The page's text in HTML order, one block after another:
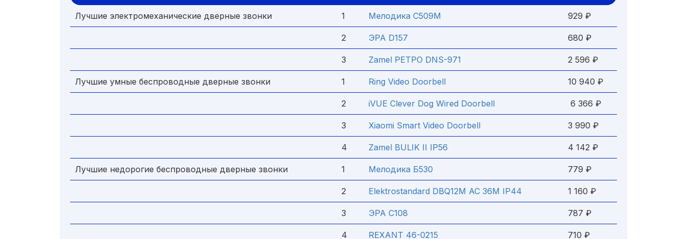
Лучшие электромеханические дверные звонки 1 Мелодика С509М 929 ₽
2 ЭРА D157 680 ₽
3 Zamel РЕТРО DNS-971 2 596 ₽
Лучшие умные беспроводные дверные звонки 1 Ring Video Doorbell 10 940 ₽
2 iVUE Clever Dog Wired Doorbell 6 366 ₽
3 Xiaomi Smart Video Doorbell 3 990 ₽
4 Zamel BULIK II IP56 4 142 ₽
Лучшие недорогие беспроводные дверные звонки 1 Мелодика Б530 779 ₽
2 Elektrostandard DBQ12M AC 36M IP44 1 160 ₽
3 ЭРА C108 787 ₽
4 REXANT 46-0215 710 ₽